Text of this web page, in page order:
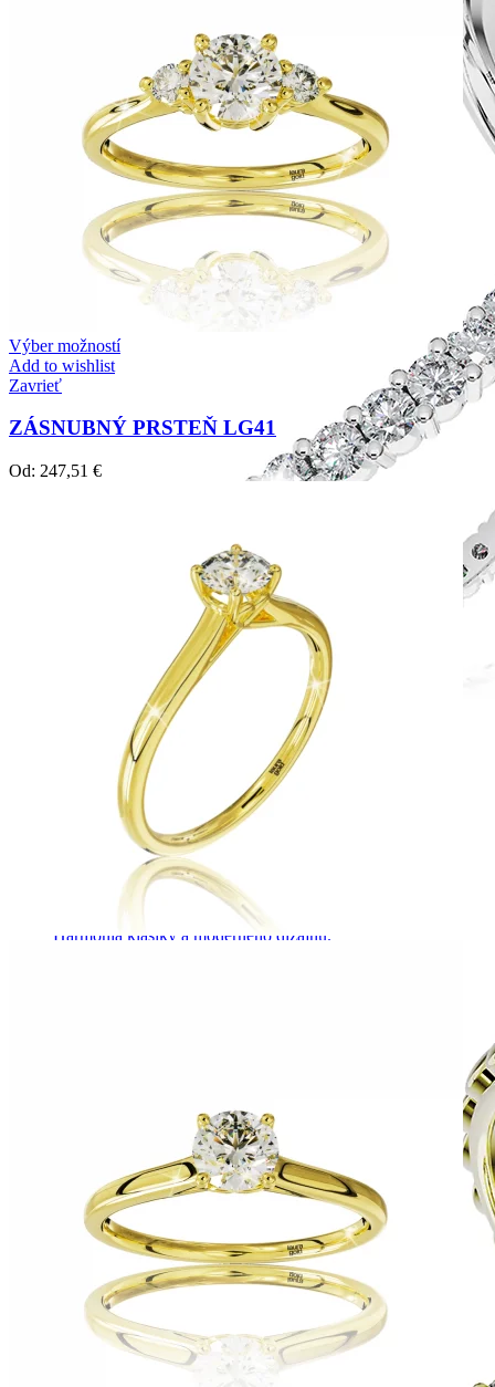
Harmónia klasiky a moderného dizajnu.
Výber možností
Add to wishlist
Zavrieť
ZÁSNUBNÝ PRSTEŇ LG41
Od: 247,51 €